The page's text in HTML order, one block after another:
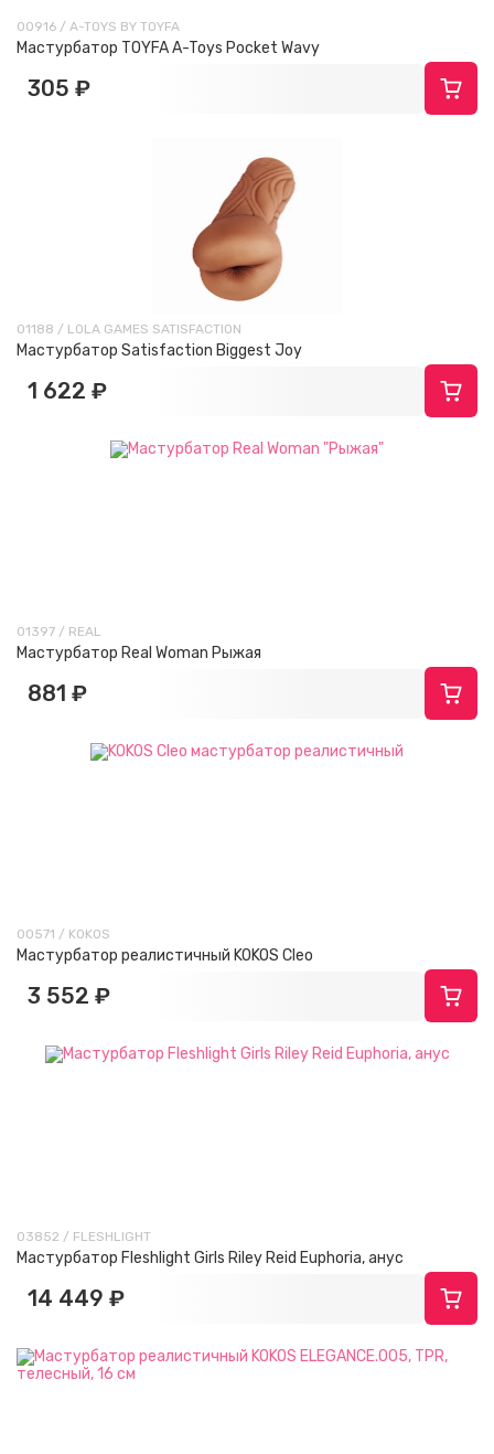
00916 / A-TOYS BY TOYFA
Мастурбатор TOYFA A-Toys Pocket Wavy
305 ₽
01188 / LOLA GAMES SATISFACTION
Мастурбатор Satisfaction Biggest Joy
1 622 ₽
01397 / REAL
Мастурбатор Real Woman Рыжая
881 ₽
00571 / KOKOS
Мастурбатор реалистичный KOKOS Cleo
3 552 ₽
03852 / FLESHLIGHT
Мастурбатор Fleshlight Girls Riley Reid Euphoria, анус
14 449 ₽